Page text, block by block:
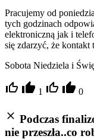
Pracujemy od
tych godzinach
elektroniczną jak i
się zdarzyć, że
Sobota Niedziela i
1 0
Podczas
nie przeszła..co